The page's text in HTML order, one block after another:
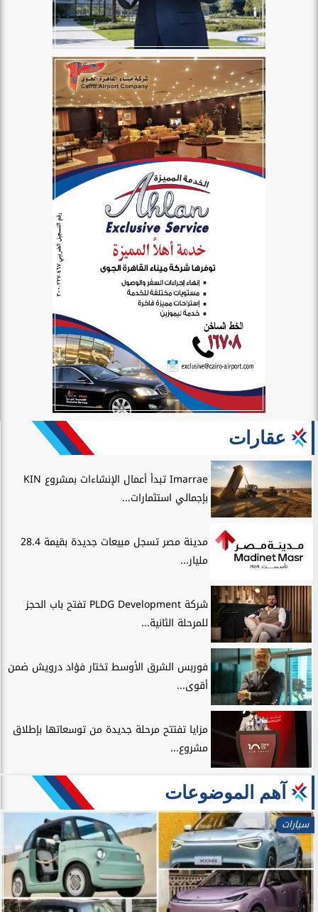
عقارات
Imarrae تبدأ أعمال الإنشاءات بمشروع KIN
بإجمالي استثمارات...
مدينة مصر تسجل مبيعات جديدة بقيمة 28.4
مليار...
شركة PLDG Development تفتح باب الحجز
للمرحلة الثانية...
فوربس الشرق الأوسط تختار فؤاد درويش ضمن
أقوى...
مزايا تفتتح مرحلة جديدة من توسعاتها بإطلاق
مشروع...
آهم الموضوعات
سيارات